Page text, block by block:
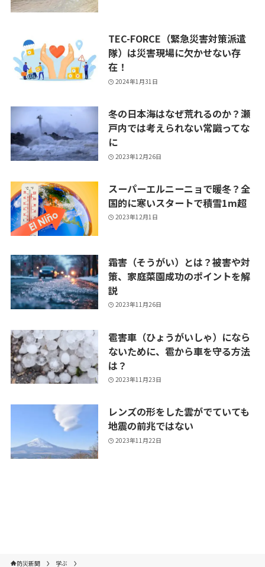
TEC-FORCE（緊急災害対策派遣
隊）は災害現場に欠かせない存
在！
2024年1月31日
冬の日本海はなぜ荒れるのか？瀬
戸内では考えられない常識ってな
に
2023年12月26日
スーパーエルニーニョで暖冬？全
国的に寒いスタートで積雪1m超
2023年12月1日
霜害（そうがい）とは？被害や対
策、家庭菜園成功のポイントを解
説
2023年11月26日
雹害車（ひょうがいしゃ）になら
ないために、雹から車を守る方法
は？
2023年11月23日
レンズの形をした雲がでていても
地震の前兆ではない
2023年11月22日
防災新聞 学ぶ